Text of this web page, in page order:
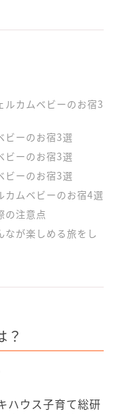
ルカムベビーのお宿3
ビーのお宿3選
ビーのお宿3選
ビーのお宿3選
カムベビーのお宿4選
の注意点
なが楽しめる旅をし
？
ハウス子育て総研